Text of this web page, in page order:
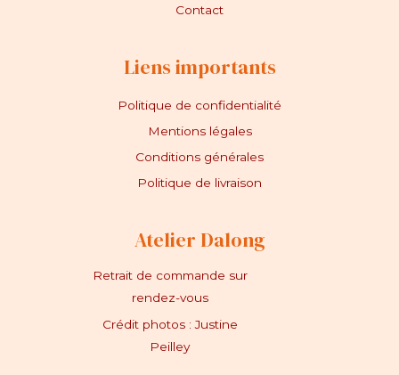
Contact
Liens importants
Politique de confidentialité
Mentions légales
Conditions générales
Politique de livraison
Atelier Dalong
Retrait de commande sur
rendez-vous
Crédit photos : Justine
Peilley